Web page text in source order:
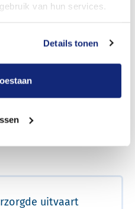
van hun services.
Details tonen
uitvaart